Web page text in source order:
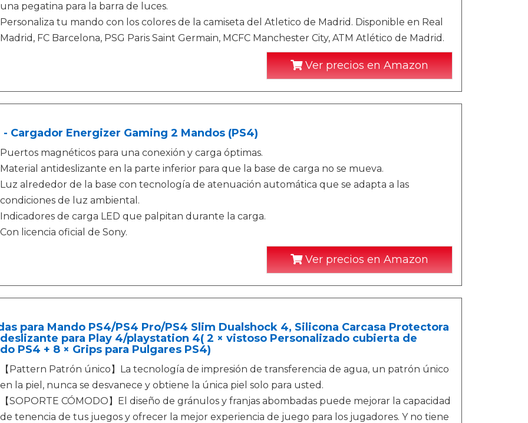
una pegatina para la barra de luces.
Personaliza tu mando con los colores de la camiseta del Atletico de Madrid. Disponible en Real
Madrid, FC Barcelona, PSG Paris Saint Germain, MCFC Manchester City, ATM Atlético de Madrid.
Ver precios en Amazon
- Cargador Energizer Gaming 2 Mandos (PS4)
Puertos magnéticos para una conexión y carga óptimas.
Material antideslizante en la parte inferior para que la base de carga no se mueva.
Luz alrededor de la base con tecnología de atenuación automática que se adapta a las
condiciones de luz ambiental.
Indicadores de carga LED que palpitan durante la carga.
Con licencia oficial de Sony.
Ver precios en Amazon
para Mando PS4/PS4 Pro/PS4 Slim Dualshock 4, Silicona Carcasa Protectora
para Play 4/playstation 4( 2 × vistoso Personalizado cubierta de
PS4 + 8 × Grips para Pulgares PS4)
【Pattern Patrón único】La tecnología de impresión de transferencia de agua, un patrón único
en la piel, nunca se desvanece y obtiene la única piel solo para usted.
【SOPORTE CÓMODO】El diseño de gránulos y franjas abombadas puede mejorar la capacidad
de tenencia de tus juegos y ofrecer la mejor experiencia de juego para los jugadores. Y no tiene